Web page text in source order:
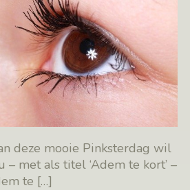
deze mooie Pinksterdag wil
met als titel ‘Adem te kort’ –
te […]